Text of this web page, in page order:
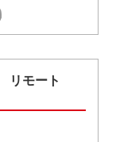
リモート